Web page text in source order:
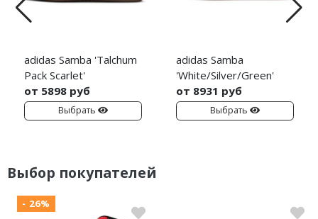
adidas Samba 'Talchum
Pack Scarlet'
от 5898 руб
Выбрать
adidas Samba
'White/Silver/Green'
от 8931 руб
Выбрать
Выбор покупателей
- 26%